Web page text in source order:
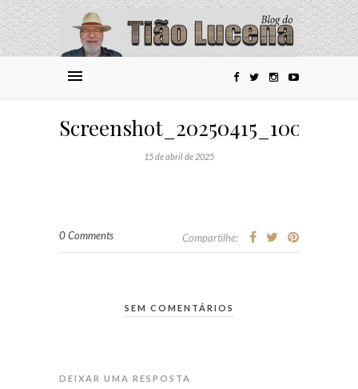
15 de abril de 2025
0 Comments Compartilhe:
SEM COMENTÁRIOS
DEIXAR UMA RESPOSTA